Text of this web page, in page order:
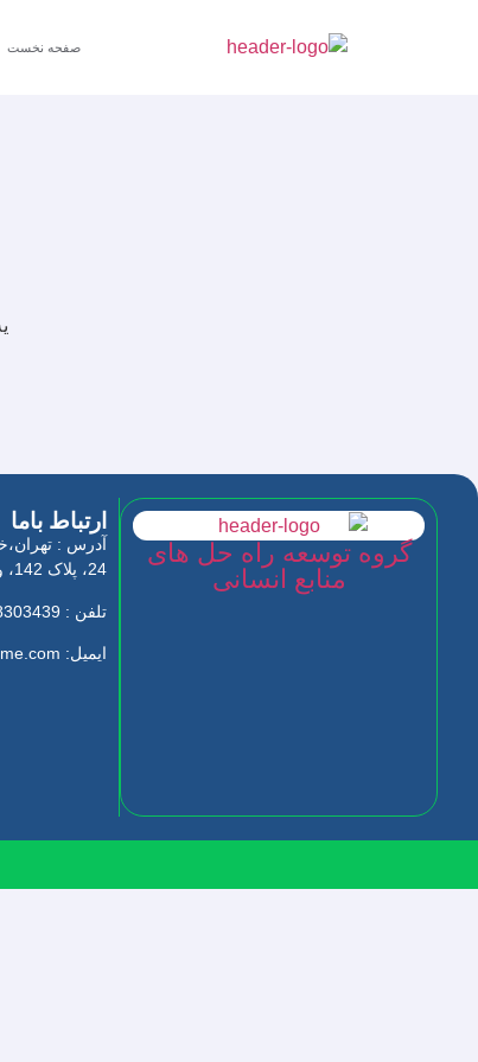
صفحه نخست
گروه توسعه راه حل های
منابع انسانی
ارتباط باما
آدرس :
24، پلاک 142، واحد 13
تلفن : 02188303439
ایمیل: info@hrsolutionsme.com